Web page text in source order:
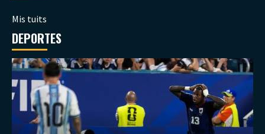
Mis tuits
DEPORTES